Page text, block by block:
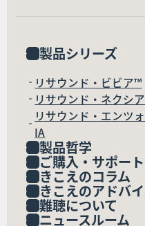
製品シリーズ
リサウンド・ビビア™
リサウンド・ネクシ
リサウンド・エンツ
IA
製品哲学
ご購入・サポー
きこえのコラム
きこえのアドバ
難聴について
ニュースルーム